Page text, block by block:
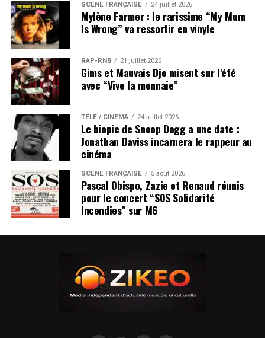
SCÈNE FRANÇAISE 24 juillet 2026
Mylène Farmer : le rarissime “My Mum
Is Wrong” va ressortir en vinyle
RAP-RNB 21 juillet 2026
Gims et Mauvais Djo misent sur l’été
avec “Vive la monnaie”
TÉLÉ / CINÉMA 24 juillet 2026
Le biopic de Snoop Dogg a une date :
Jonathan Daviss incarnera le rappeur au
cinéma
SCÈNE FRANÇAISE 5 août 2026
Pascal Obispo, Zazie et Renaud réunis
pour le concert “SOS Solidarité
Incendies” sur M6